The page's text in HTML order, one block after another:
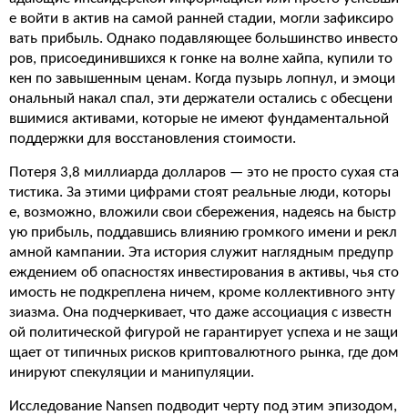
е войти в актив на самой ранней стадии, могли зафиксиро
вать прибыль. Однако подавляющее большинство инвесто
ров, присоединившихся к гонке на волне хайпа, купили то
кен по завышенным ценам. Когда пузырь лопнул, и эмоци
ональный накал спал, эти держатели остались с обесцени
вшимися активами, которые не имеют фундаментальной
поддержки для восстановления стоимости.
Потеря 3,8 миллиарда долларов — это не просто сухая ста
тистика. За этими цифрами стоят реальные люди, которы
е, возможно, вложили свои сбережения, надеясь на быстр
ую прибыль, поддавшись влиянию громкого имени и рекл
амной кампании. Эта история служит наглядным предупр
еждением об опасностях инвестирования в активы, чья сто
имость не подкреплена ничем, кроме коллективного энту
зиазма. Она подчеркивает, что даже ассоциация с известн
ой политической фигурой не гарантирует успеха и не защи
щает от типичных рисков криптовалютного рынка, где дом
инируют спекуляции и манипуляции.
Исследование Nansen подводит черту под этим эпизодом,